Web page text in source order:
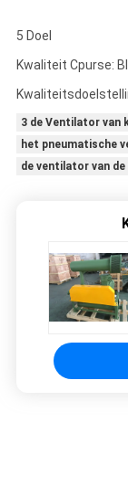
5 Doel
Kwaliteit Cpurse:
3 de Ventilator van
het pneumatische
de ventilator van